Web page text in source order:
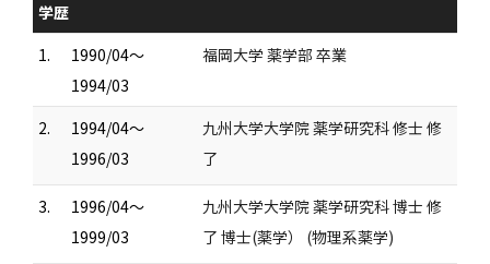
学歴
1.
1990/04～
1994/03
福岡大学 薬学部 卒業
2.
1994/04～
1996/03
九州大学大学院 薬学研究科 修士 修
了
3.
1996/04～
1999/03
九州大学大学院 薬学研究科 博士 修
了 博士(薬学） (物理系薬学)